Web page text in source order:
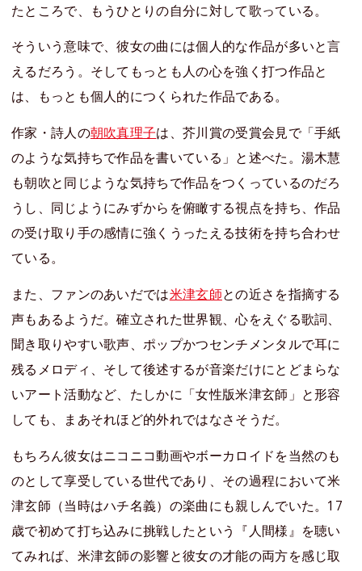
たところで、もうひとりの自分に対して歌っている。
そういう意味で、彼女の曲には個人的な作品が多いと言
えるだろう。そしてもっとも人の心を強く打つ作品と
は、もっとも個人的につくられた作品である。
作家・詩人の朝吹真理子は、芥川賞の受賞会見で「手紙
のような気持ちで作品を書いている」と述べた。湯木慧
も朝吹と同じような気持ちで作品をつくっているのだろ
うし、同じようにみずからを俯瞰する視点を持ち、作品
の受け取り手の感情に強くうったえる技術を持ち合わせ
ている。
また、ファンのあいだでは米津玄師との近さを指摘する
声もあるようだ。確立された世界観、心をえぐる歌詞、
聞き取りやすい歌声、ポップかつセンチメンタルで耳に
残るメロディ、そして後述するが音楽だけにとどまらな
いアート活動など、たしかに「女性版米津玄師」と形容
しても、まあそれほど的外れではなさそうだ。
もちろん彼女はニコニコ動画やボーカロイドを当然のも
のとして享受している世代であり、その過程において米
津玄師（当時はハチ名義）の楽曲にも親しんでいた。17
歳で初めて打ち込みに挑戦したという『人間様』を聴い
てみれば、米津玄師の影響と彼女の才能の両方を感じ取